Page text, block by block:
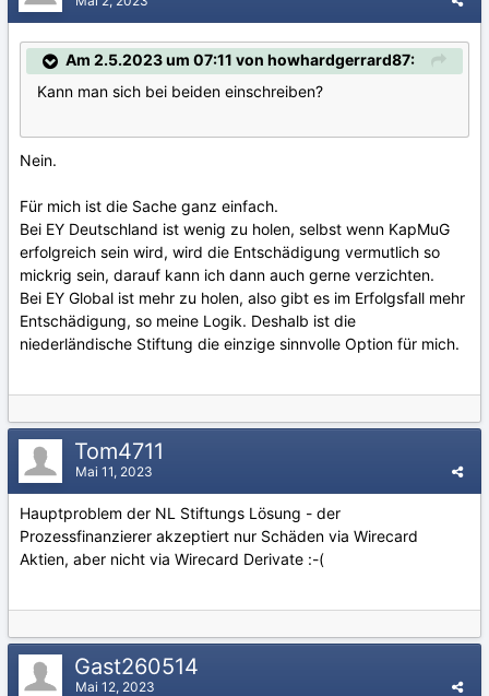
Am 2.5.2023 um 07:11 von howhardgerrard87:
Kann man sich bei beiden einschreiben?
Nein.
Für mich ist die Sache ganz einfach.
Bei EY Deutschland ist wenig zu holen, selbst wenn KapMuG
erfolgreich sein wird, wird die Entschädigung vermutlich so
mickrig sein, darauf kann ich dann auch gerne verzichten.
Bei EY Global ist mehr zu holen, also gibt es im Erfolgsfall mehr
Entschädigung, so meine Logik. Deshalb ist die
niederländische Stiftung die einzige sinnvolle Option für mich.
Tom4711
Mai 11, 2023
Hauptproblem der NL Stiftungs Lösung - der
Prozessfinanzierer akzeptiert nur Schäden via Wirecard
Aktien, aber nicht via Wirecard Derivate :-(
Gast260514
Mai 12, 2023